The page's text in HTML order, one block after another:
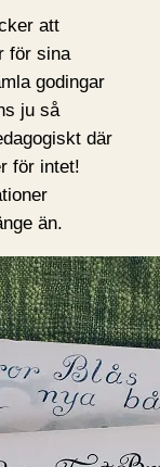
att
för sina
godingar
ju så
där
för intet!
än.